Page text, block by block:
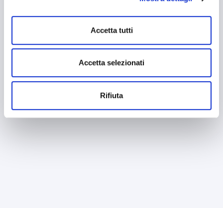
mantenendo le impostazioni di default (solo cookie tecnici
attivi).
Accetta tutti
Accetta selezionati
Rifiuta